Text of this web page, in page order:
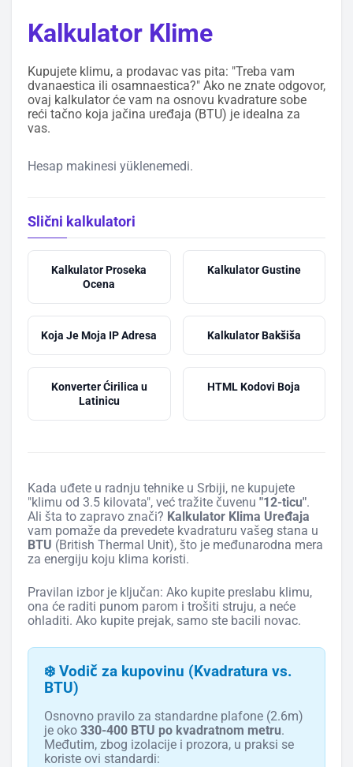
Kalkulator Klime
Kupujete klimu, a prodavac vas pita: "Treba vam
dvanaestica ili osamnaestica?" Ako ne znate odgovor,
ovaj kalkulator će vam na osnovu kvadrature sobe
reći tačno koja jačina uređaja (BTU) je idealna za
vas.
Hesap makinesi yüklenemedi.
Slični kalkulatori
Kalkulator Proseka
Ocena
Kalkulator Gustine
Koja Je Moja IP Adresa Kalkulator Bakšiša
Konverter Ćirilica u
Latinicu
HTML Kodovi Boja
Kada uđete u radnju tehnike u Srbiji, ne kupujete
"klimu od 3.5 kilovata", već tražite čuvenu "12-ticu".
Ali šta to zapravo znači? Kalkulator Klima Uređaja
vam pomaže da prevedete kvadraturu vašeg stana u
BTU (British Thermal Unit), što je međunarodna mera
za energiju koju klima koristi.
Pravilan izbor je ključan: Ako kupite preslabu klimu,
ona će raditi punom parom i trošiti struju, a neće
ohladiti. Ako kupite prejak, samo ste bacili novac.
❄️ Vodič za kupovinu (Kvadratura vs.
BTU)
Osnovno pravilo za standardne plafone (2.6m)
je oko 330-400 BTU po kvadratnom metru.
Međutim, zbog izolacije i prozora, u praksi se
koriste ovi standardi: